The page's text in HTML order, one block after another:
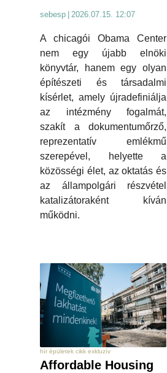
sebesp 2026.07.15. 12:07
A chicagói Obama Center
nem egy újabb elnöki
könyvtár, hanem egy olyan
építészeti és társadalmi
kísérlet, amely újradefiniálja
az intézmény fogalmát,
szakít a dokumentumőrző,
reprezentatív emlékmű
szerepével, helyette a
közösségi élet, az oktatás és
az állampolgári részvétel
katalizátoraként kíván
működni.
hír épületek cikk exkluzív
Affordable Housing